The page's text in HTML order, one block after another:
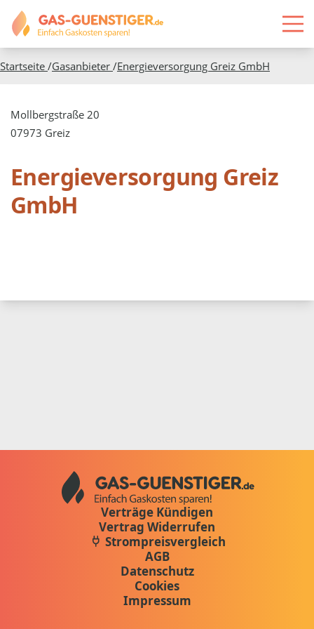
Startseite /Gasanbieter /Energieversorgung Greiz GmbH
Energieversorgung Greiz
GmbH
Mollbergstraße 20
07973 Greiz
Verträge Kündigen
Vertrag Widerrufen
Strompreisvergleich
AGB
Datenschutz
Cookies
Impressum